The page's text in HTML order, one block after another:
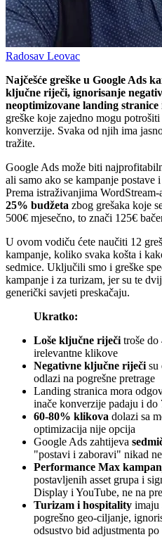
Radosav Leovac
Najčešće greške u Google Ads
ključne riječi, ignorisanje
neoptimizovane landing
greške koje zajedno mogu
konverzije. Svaka od njih ima
tražite.
Google Ads može biti
ali samo ako se kampanje
Prema istraživanjima WordStream-
25% budžeta zbog grešaka koje
500€ mjesečno, to znači 125€
U ovom vodiču ćete naučiti 12
kampanje, koliko svaka košta i
sedmice. Uključili smo i greške
kampanje i za turizam, jer su te
generički savjeti preskačaju.
Ukratko:
Loše ključne riječi troše do
irelevantne klikove
Negativne ključne riječi su
odlazi na pogrešne pretrage
Landing stranica mora
inače konverzije padaju i do
60-80% klikova dolazi sa
optimizacija nije opcija
Google Ads zahtijeva
"postavi i zaboravi" nikad
Performance Max
postavljenih asset grupa i
Display i YouTube, ne na
Turizam i hospitality imaju
pogrešno geo-ciljanje,
odsustvo bid adjustmenta po